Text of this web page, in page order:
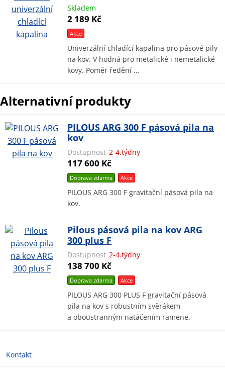
Skladem
2 189 Kč
Akce
Univerzální chladící kapalina pro pásové pily
na kov. V hodná pro metalické i nemetalické
kovy. Poměr ředění …
Alternativní produkty
PILOUS ARG 300 F pásová pila na
kov
Dostupnost 2-4.týdny
117 600 Kč
Doprava zdarma Akce
PILOUS ARG 300 F gravitační pásová pila na
kov.
Pilous pásová pila na kov ARG
300 plus F
Dostupnost 2-4.týdny
138 700 Kč
Doprava zdarma Akce
PILOUS ARG 300 PLUS F gravitační pásová
pila na kov s robustním svěrákem
a oboustranným natáčením ramene.
Kontakt